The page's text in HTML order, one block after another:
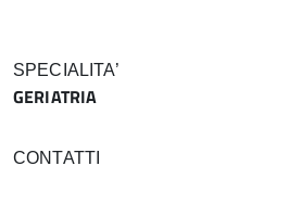
SPECIALITA’
GERIATRIA
CONTATTI